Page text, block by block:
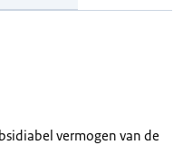
vermogen van de